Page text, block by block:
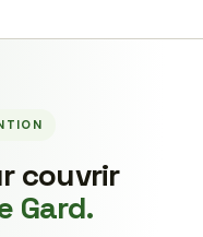
couvrir
Gard.